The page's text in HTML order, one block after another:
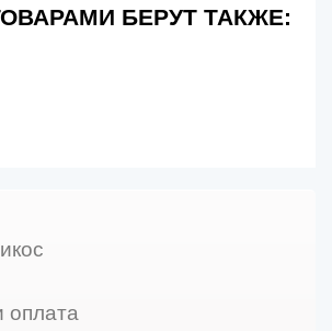
БЕРУТ ТАКЖЕ:
оплата